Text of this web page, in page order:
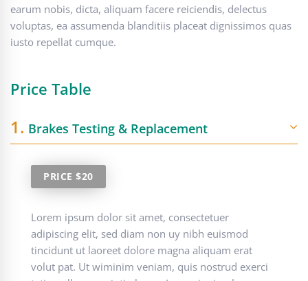
earum nobis, dicta, aliquam facere reiciendis, delectus
voluptas, ea assumenda blanditiis placeat dignissimos quas
iusto repellat cumque.
Price Table
1. Brakes Testing & Replacement
PRICE $20
Lorem ipsum dolor sit amet, consectetuer
adipiscing elit, sed diam non uy nibh euismod
tincidunt ut laoreet dolore magna aliquam erat
volut pat. Ut wiminim veniam, quis nostrud exerci